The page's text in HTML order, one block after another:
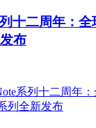
十二周年：
布